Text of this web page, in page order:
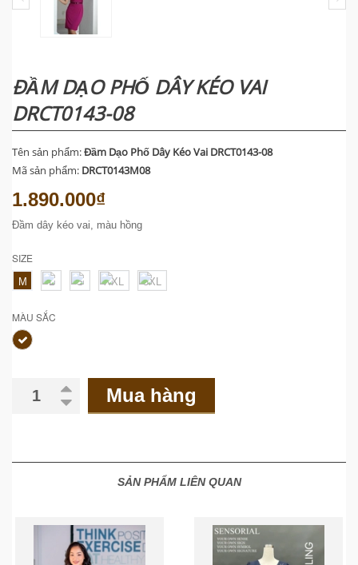
ĐẦM DẠO PHỐ DÂY KÉO VAI
DRCT0143-08
Tên sản phẩm:Đầm Dạo Phố Dây Kéo Vai DRCT0143-08
Mã sản phẩm: DRCT0143M08
1.890.000₫
Đầm dây kéo vai, màu hồng
SIZE
M L S XXL 3XL
MÀU SẮC
Mua hàng
SẢN PHẨM LIÊN QUAN